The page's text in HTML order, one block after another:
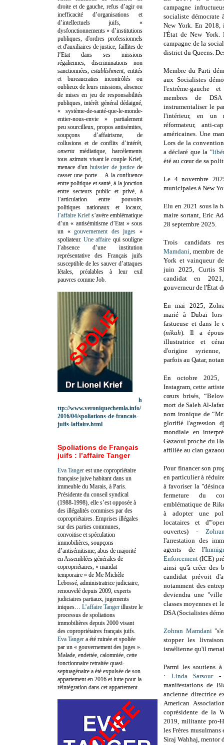
campagne
socialiste
New York. En 2018,
l'État de New York.
campagne de la
district du Queens.
Membre du Parti
aux Socialistes
l'extrême-gauche
membres de
instrumentaliser le
l'intérieur, en un
réformateur, anti-
américaines. Une
Lors de la
a déclaré que la "
été au cœur de sa
Le 4 novembre
municipales à New
Elu en 2021 sous la
maire sortant, Eric
28 septembre 2025.
Trois candidats
Mamdani,membre
York et vainqueur
juin 2025, Curtis
candidat en
gouverneur de l'État
En mai 2025,
marié à Dubaï lors
fastueuse et dans
(nikah). Il a
illustratrice et
d'origine
parfois au Qatar,
En octobre 2025,
Instagram, cette
cœurs brisés,
mort deSaleh Al-
nom ironique de
glorifié l'agression
mondiale en
Gazaoui proche du
affiliée au clan
Pour financer son
en particulier à
à favoriser la
fermeture du
emblématique de
à adopter une
locataires et
ouvertes) -
l'arrestation des
agents de l'
Enforcement (ICE)
ainsi qu'à créer des
candidat prévoit
notamment des
deviendra une "ville
classes moyennes et
DSA (Socialistes
Zohran Mamdani
stopper les
israélienne qu'il
Parmi les soutiens
: Linda Sarsour-
manifestations de
ancienne directrice
American
coprésidente de la
2019,militante pro-
les Frères
Siraj Wahhaj, mentor
droite et de gauche, refus d’agir ou
inefficacité d’organisations et
d’intellectuels juifs, «
dysfonctionnements » d’institutions
publiques, d'ordres professionnels
et d'auxiliaires de justice, faillites de
l’Etat dans ses missions
régaliennes, discriminations non
sanctionnées,establishment, entités
et bureaucraties incontrôlés ou
oublieux de leurs missions, absence
de mises en jeu de responsabilités
publiques, intérêt général dédaigné,
« système-de-santé-que-le-monde-
entier-nous-envie » partialement
peu sourcilleux, propos antisémites,
soupçons d’affairisme, de
collusions et de conflits d’intérêt,
omertamédiatique, harcèlements
tous azimuts visant le couple Krief,
menace d'unhuissier de justicede
casser une porte… A la confluence
entre politique et santé, à la jonction
entre secteurs public et privé, à
l’articulation entre pouvoirs
politiques nationaux et locaux,
l’affaire Krief s’avère emblématique
d’un « antisémitisme d’Etat » sous
un «gouvernement des juges »
spoliateur.Une affaire qui souligne
l’absence d’une institution
représentative des Français juifs
susceptible de les sauver d’attaques
létales, préalables à leur exil
pauvres comme Job.
h
ttp://www.veroniquechemla.info/
2016/04/spoliations-de-francais-
juifs-laffaire.html
Spoliations de Français
juifs : l’affaire Tanger
Eva Tanger est une copropriétaire
française juive habitant dans un
immeuble du Marais, à Paris.
Présidente du conseil syndical
(1988-1998), elle s’est opposée à
des illégalités commises par des
copropriétaires. Emprises illégales
sur des parties communes,
convoitise et spéculation
immobilières, soupçons
d’antisémitisme, abus de majorité
en Assemblées générales de
copropriétaires, « mandat
temporaire » de Me Michèle
Lebossé, administratrice judiciaire,
renouvelé depuis 2009, experts
judiciaires partiaux, jugements
iniques… L’affaire Tanger illustre le
processus de spoliations
immobilières depuis 2000 visant
des copropriétaires français juifs.
Eva Tanger a été ruinée et spoliée
par un « gouvernement des juges ».
Malade, endettée, calomniée, cette
fonctionnaire retraitée quasi-
septuagénaire a été expulsée de son
appartement en 2016 et lutte pour la
réintégration dans cet appartement.